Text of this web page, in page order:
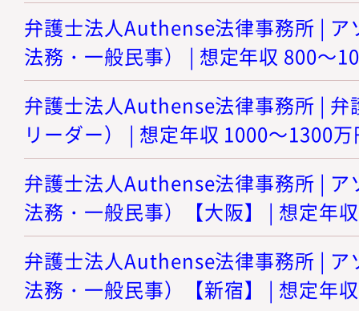
弁護士法人Authense法律事務所 | ア
法務・一般民事） | 想定年収 800～
弁護士法人Authense法律事務所 | 弁
リーダー） | 想定年収 1000～1300
弁護士法人Authense法律事務所 | ア
法務・一般民事）【大阪】 | 想定年
弁護士法人Authense法律事務所 | ア
法務・一般民事）【新宿】 | 想定年